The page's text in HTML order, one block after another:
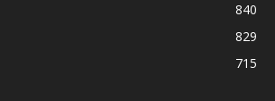
840
829
715